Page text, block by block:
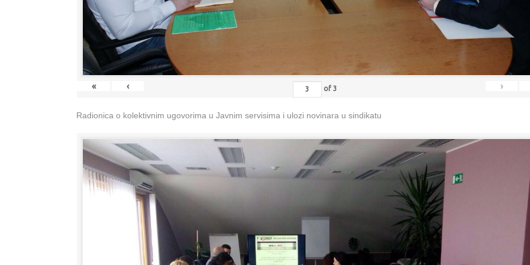
« ‹ of 3 ›
Radionica o kolektivnim ugovorima u Javnim servisima i ulozi novinara u sindikatu